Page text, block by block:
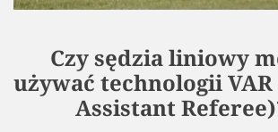
Czy sędzia liniowy
używać technologii
Assistant